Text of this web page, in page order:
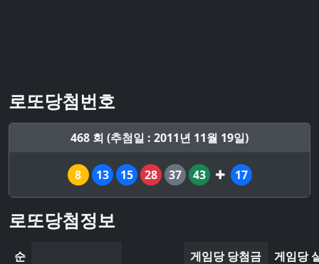
로또당첨번호
468 회 (추첨일 : 2011년 11월 19일)
8 13 15 28 37 43 17
로또당첨정보
순
게임당 당첨금
게임당